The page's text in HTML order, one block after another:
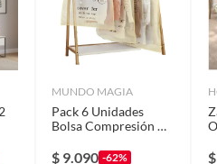
MUNDO MAGIA
Pack 6 Unidades
Bolsa Compresión Al
Ropa
$ 9.090 -62%
$